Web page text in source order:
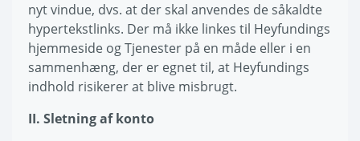
nyt vindue, dvs. at der skal anvendes de såkaldte
hypertekstlinks. Der må ikke linkes til Heyfundings
hjemmeside og Tjenester på en måde eller i en
sammenhæng, der er egnet til, at Heyfundings
indhold risikerer at blive misbrugt.
II. Sletning af konto